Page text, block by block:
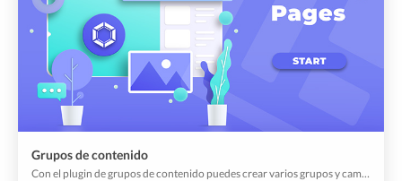
Grupos de contenido
Con el plugin de grupos de contenido puedes crear varios grupos y cambiar toda la aplicación con un solo clic. Compártela con un QR-Code o un enlace único directamente con tus clientes. Este plugin es útil en combinación con otros plugins, como Places.